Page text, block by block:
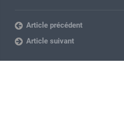
Article précédent
Article suivant